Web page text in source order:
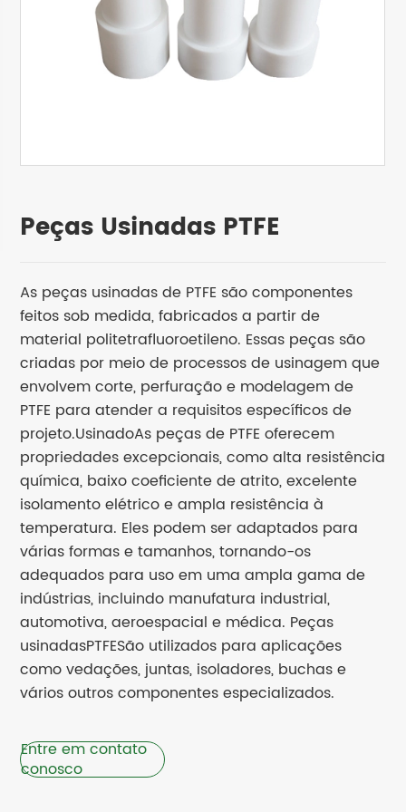
Peças Usinadas PTFE
As peças usinadas de PTFE são componentes
feitos sob medida, fabricados a partir de
material politetrafluoroetileno. Essas peças são
criadas por meio de processos de usinagem que
envolvem corte, perfuração e modelagem de
PTFE para atender a requisitos específicos de
projeto.UsinadoAs peças de PTFE oferecem
propriedades excepcionais, como alta resistência
química, baixo coeficiente de atrito, excelente
isolamento elétrico e ampla resistência à
temperatura. Eles podem ser adaptados para
várias formas e tamanhos, tornando-os
adequados para uso em uma ampla gama de
indústrias, incluindo manufatura industrial,
automotiva, aeroespacial e médica. Peças
usinadasPTFESão utilizados para aplicações
como vedações, juntas, isoladores, buchas e
vários outros componentes especializados.
Entre em contato
conosco